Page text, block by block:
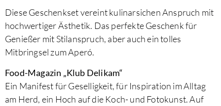
Diese Geschenkset vereint kulinarsichen Anspruch mit
hochwertiger Ästhetik. Das perfekte Geschenk für
Genießer mit Stilanspruch, aber auch ein tolles
Mitbringsel zum Aperó.
Food-Magazin „Klub Delikam“
Ein Manifest für Geselligkeit, für Inspiration im Alltag
am Herd, ein Hoch auf die Koch- und Fotokunst. Auf